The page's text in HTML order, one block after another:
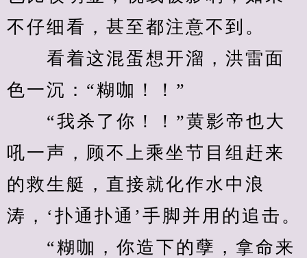
不仔细看，甚至都注意不到。
看着这混蛋想开溜，洪雷面
色一沉：“糊咖！！”
“我杀了你！！”黄影帝也大
吼一声，顾不上乘坐节目组赶来
的救生艇，直接就化作水中浪
涛，‘扑通扑通’手脚并用的追击。
“糊咖，你造下的孽，拿命来